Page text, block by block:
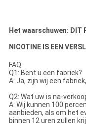
Het waarschuwen: DIT
NICOTINE IS EEN
FAQ
Q1: Bent u een fabriek?
A: Ja, zijn wij een
Q2: Wat uw is na-
A: Wij kunnen 100
aanbieden, als om het
binnen 12 uren zullen